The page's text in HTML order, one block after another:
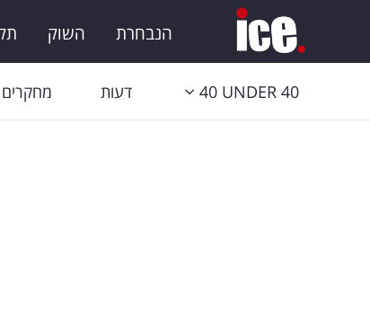
הנבחרת השוק
40 UNDER 40 דעות מחקרים